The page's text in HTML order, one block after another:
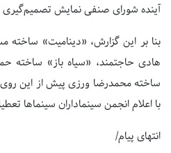
آینده شورای صنفی نمایش
بنا بر این گزارش، «دینامیت» ساخته
هادی حاجتمند، «سیاه باز»
با اعلام انجمن سینماداران سینماها
انتهای پیام/